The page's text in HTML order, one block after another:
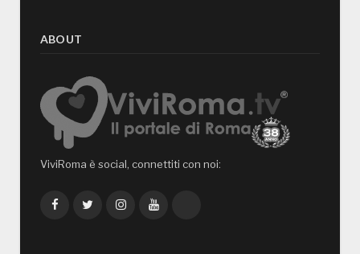
ABOUT
ViviRoma è social, connettiti con noi:
FacebookTwitterInstagramYouTube